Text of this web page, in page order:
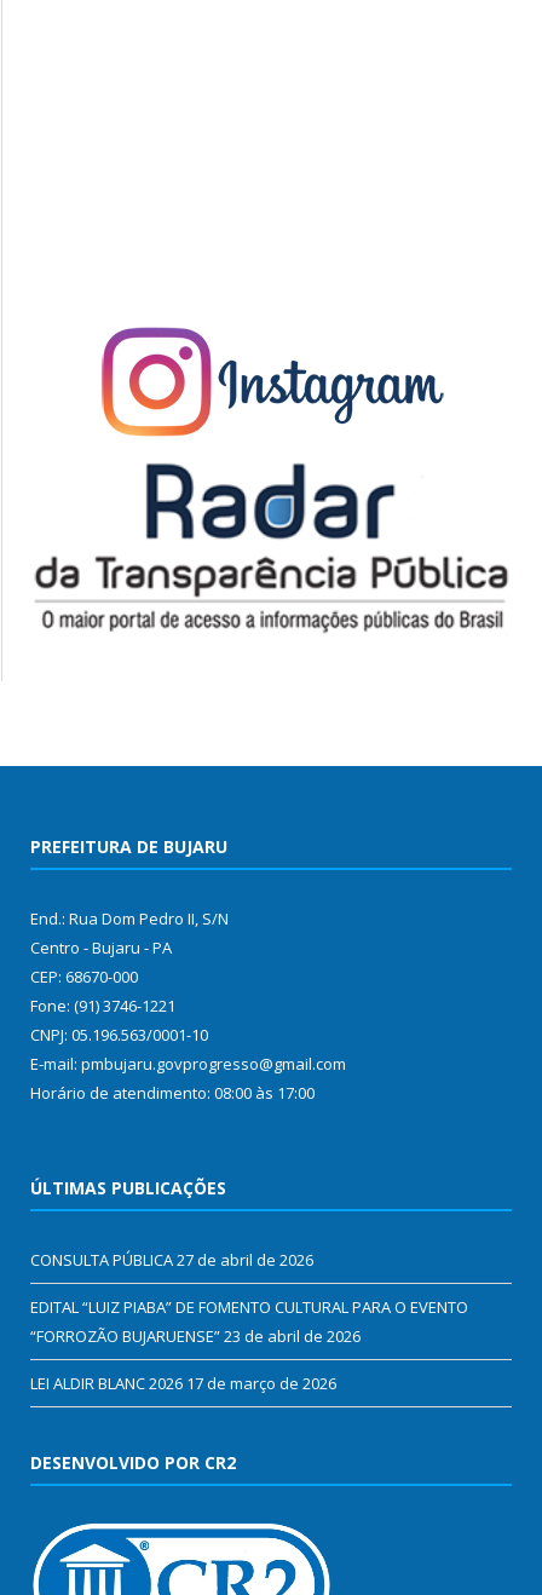
PREFEITURA DE BUJARU
End.: Rua Dom Pedro II, S/N
Centro - Bujaru - PA
CEP: 68670-000
Fone: (91) 3746-1221
CNPJ: 05.196.563/0001-10
E-mail: pmbujaru.govprogresso@gmail.com
Horário de atendimento: 08:00 às 17:00
ÚLTIMAS PUBLICAÇÕES
CONSULTA PÚBLICA27 de abril de 2026
EDITAL “LUIZ PIABA” DE FOMENTO CULTURAL PARA O EVENTO
“FORROZÃO BUJARUENSE”23 de abril de 2026
LEI ALDIR BLANC 2026 17 de março de 2026
DESENVOLVIDO POR CR2